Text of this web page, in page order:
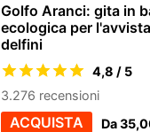
Golfo Aranci: gita in
ecologica per
delfini
4,8 / 5
3.276 recensioni
ACQUISTA Da